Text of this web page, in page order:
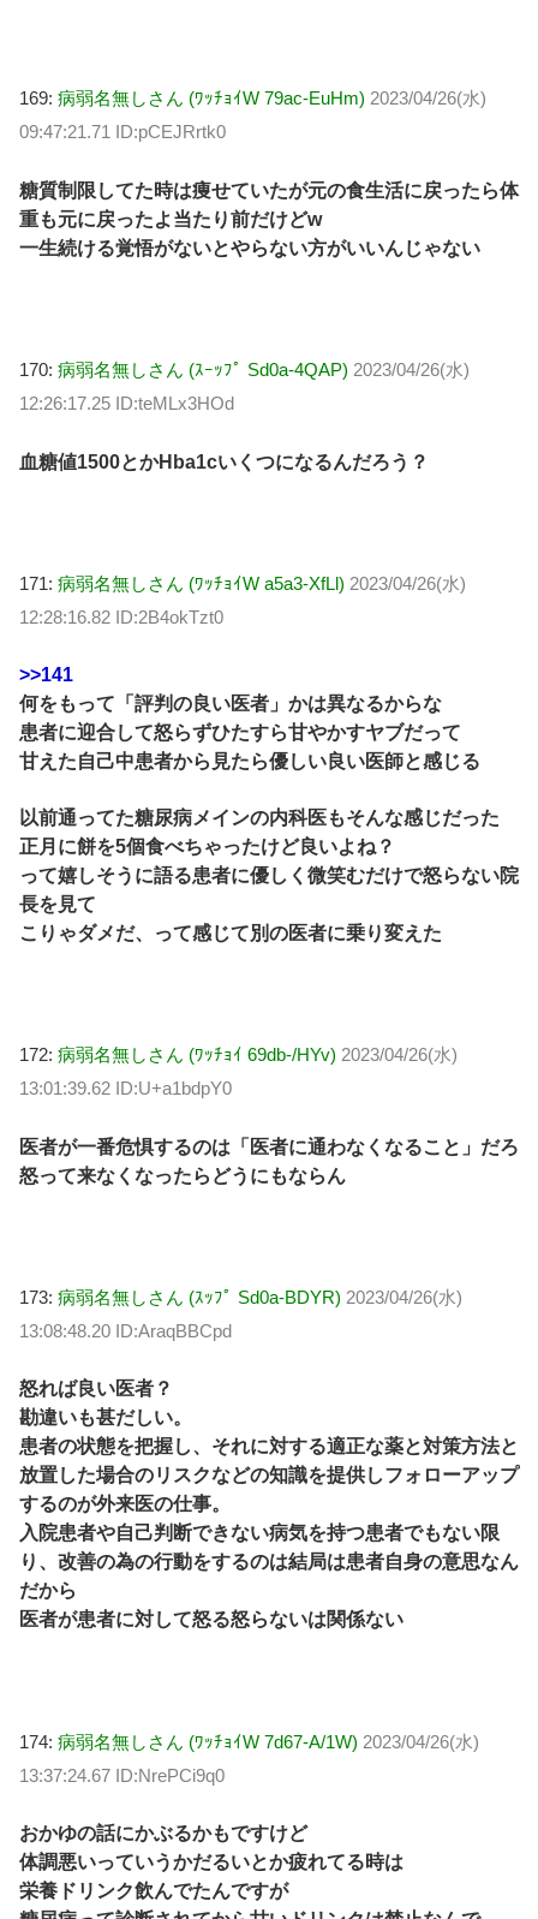
169: 病弱名無しさん (ﾜｯﾁｮｲW 79ac-EuHm) 2023/04/26(水)
09:47:21.71 ID:pCEJRrtk0
糖質制限してた時は痩せていたが元の食生活に戻ったら体
重も元に戻ったよ当たり前だけどw
一生続ける覚悟がないとやらない方がいいんじゃない
170: 病弱名無しさん (ｽｰｯﾌﾟ Sd0a-4QAP) 2023/04/26(水)
12:26:17.25 ID:teMLx3HOd
血糖値1500とかHba1cいくつになるんだろう？
171: 病弱名無しさん (ﾜｯﾁｮｲW a5a3-XfLl) 2023/04/26(水)
12:28:16.82 ID:2B4okTzt0
>>141
何をもって「評判の良い医者」かは異なるからな
患者に迎合して怒らずひたすら甘やかすヤブだって
甘えた自己中患者から見たら優しい良い医師と感じる
以前通ってた糖尿病メインの内科医もそんな感じだった
正月に餅を5個食べちゃったけど良いよね？
って嬉しそうに語る患者に優しく微笑むだけで怒らない院
長を見て
こりゃダメだ、って感じて別の医者に乗り変えた
172: 病弱名無しさん (ﾜｯﾁｮｲ 69db-/HYv) 2023/04/26(水)
13:01:39.62 ID:U+a1bdpY0
医者が一番危惧するのは「医者に通わなくなること」だろ
怒って来なくなったらどうにもならん
173: 病弱名無しさん (ｽｯﾌﾟ Sd0a-BDYR) 2023/04/26(水)
13:08:48.20 ID:AraqBBCpd
怒れば良い医者？
勘違いも甚だしい。
患者の状態を把握し、それに対する適正な薬と対策方法と
放置した場合のリスクなどの知識を提供しフォローアップ
するのが外来医の仕事。
入院患者や自己判断できない病気を持つ患者でもない限
り、改善の為の行動をするのは結局は患者自身の意思なん
だから
医者が患者に対して怒る怒らないは関係ない
174: 病弱名無しさん (ﾜｯﾁｮｲW 7d67-A/1W) 2023/04/26(水)
13:37:24.67 ID:NrePCi9q0
おかゆの話にかぶるかもですけど
体調悪いっていうかだるいとか疲れてる時は
栄養ドリンク飲んでたんですが